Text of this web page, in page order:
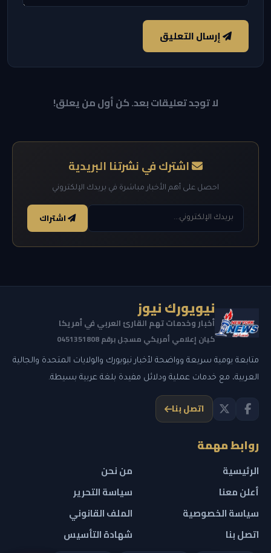
إرسال التعليق
لا توجد تعليقات بعد. كن أول من يعلق!
اشترك في نشرتنا البريدية
احصل على أهم الأخبار مباشرة في بريدك الإلكتروني
اشتراك
نيويورك نيوز
أخبار وخدمات تهم القارئ العربي في أمريكا
كيان إعلامي أمريكي مسجل برقم 0451351808
متابعة يومية سريعة وواضحة لأخبار نيويورك والولايات المتحدة والجالية
العربية، مع خدمات عملية ودلائل مفيدة بلغة عربية بسيطة.
اتصل بنا
روابط مهمة
الرئيسية
من نحن
أعلن معنا
سياسة التحرير
سياسة الخصوصية
الملف القانوني
اتصل بنا
شهادة التأسيس